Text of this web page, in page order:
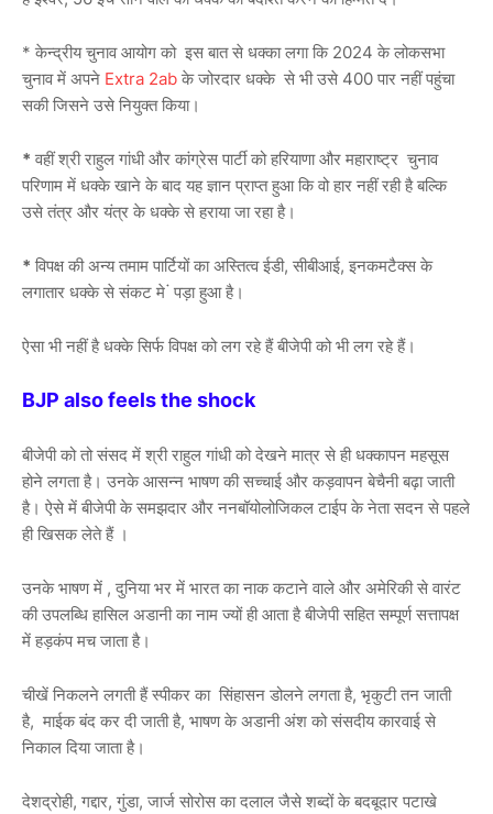
* केन्द्रीय चुनाव आयोग को इस बात से धक्का लगा कि 2024 के लोकसभा
चुनाव में अपने Extra 2ab के जोरदार धक्के से भी उसे 400 पार नहीं पहुंचा
सकी जिसने उसे नियुक्त किया।
* वहीं श्री राहुल गांधी और कांग्रेस पार्टी को हरियाणा और महाराष्ट्र चुनाव
परिणाम में धक्के खाने के बाद यह ज्ञान प्राप्त हुआ कि वो हार नहीं रही है बल्कि
उसे तंत्र और यंत्र के धक्के से हराया जा रहा है।
* विपक्ष की अन्य तमाम पार्टियों का अस्तित्व ईडी, सीबीआई, इनकमटैक्स के
लगातार धक्के से संकट मे ं पड़ा हुआ है।
ऐसा भी नहीं है धक्के सिर्फ विपक्ष को लग रहे हैं बीजेपी को भी लग रहे हैं।
BJP also feels the shock
बीजेपी को तो संसद में श्री राहुल गांधी को देखने मात्र से ही धक्कापन महसूस
होने लगता है। उनके आसन्न भाषण की सच्चाई और कड़वापन बेचैनी बढ़ा जाती
है। ऐसे में बीजेपी के समझदार और ननबॉयोलोजिकल टाईप के नेता सदन से पहले
ही खिसक लेते हैं ।
उनके भाषण में , दुनिया भर में भारत का नाक कटाने वाले और अमेरिकी से वारंट
की उपलब्धि हासिल अडानी का नाम ज्यों ही आता है बीजेपी सहित सम्पूर्ण सत्तापक्ष
में हड़कंप मच जाता है।
चीखें निकलने लगती हैं स्पीकर का सिंहासन डोलने लगता है, भृकुटी तन जाती
है, माईक बंद कर दी जाती है, भाषण के अडानी अंश को संसदीय कारवाई से
निकाल दिया जाता है।
देशद्रोही, गद्दार, गुंडा, जार्ज सोरोस का दलाल जैसे शब्दों के बदबूदार पटाखे